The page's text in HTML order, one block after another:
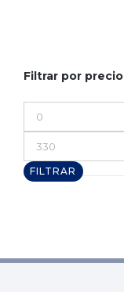
Filtrar por precio
mínimo
máximo
FILTRAR